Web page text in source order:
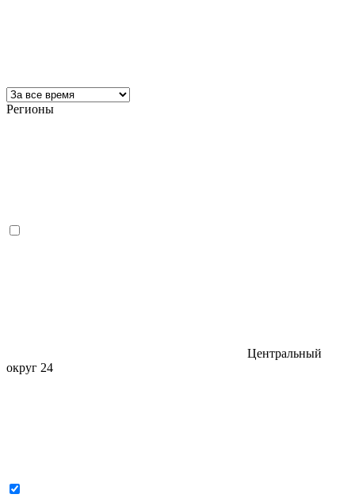
Регионы
Центральный
округ 24